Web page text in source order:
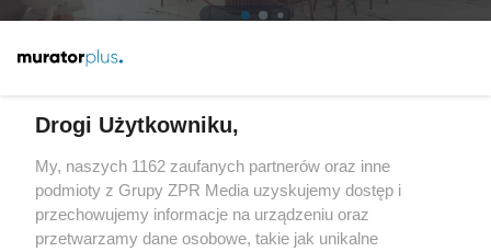
Drogi Użytkowniku,
My, naszych 1162 zaufanych partnerów oraz inne
podmioty z Grupy ZPR Media uzyskujemy dostęp i
przechowujemy informacje na urządzeniu oraz
przetwarzamy dane osobowe, takie jak unikalne